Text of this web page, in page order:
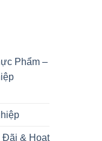
Phẩm –
Đãi & Hoạt